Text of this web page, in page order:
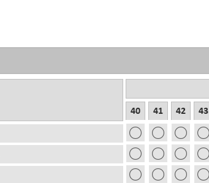
40 41 42 43